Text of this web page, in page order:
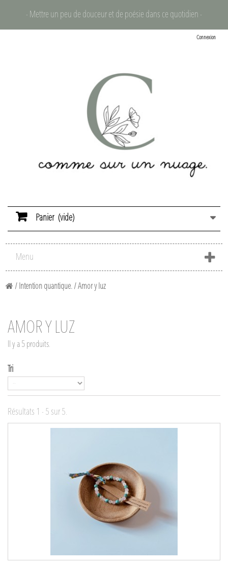
- Mettre un peu de douceur et de poésie dans ce quotidien -
Connexion
Panier (vide)
Menu
/ Intention quantique. / Amor y luz
AMOR Y LUZ
Il y a 5 produits.
Tri
Résultats 1 - 5 sur 5.